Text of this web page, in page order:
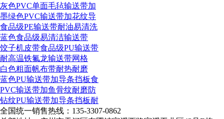
灰色PVC单面毛毡输送带加
墨绿色PVC输送带加花纹导
食品级PE输送带耐油易清洗
蓝色食品级易清洁输送带
饺子机皮带食品级PU输送带
耐高温铁氟龙输送带网格
白色粗面帆布带耐热耐磨
蓝色PU输送带加导条挡板食
PVC输送带加鱼骨纹耐磨防
钻纹PU输送带加导条挡板耐
全国统一销售热线： 135-3307-0862